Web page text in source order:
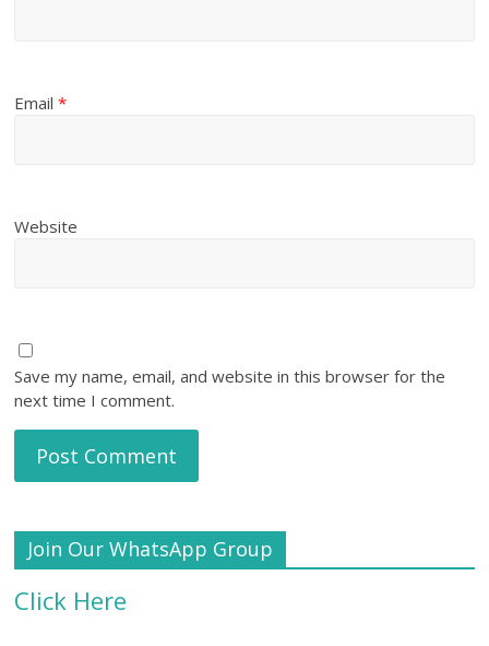
Email*
Website
Save my name, email, and website in this browser for the
next time I comment.
Join Our WhatsApp Group
Click Here